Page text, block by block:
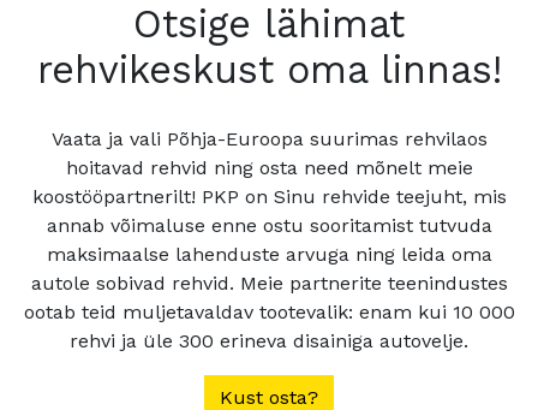
Otsige lähimat
rehvikeskust oma linnas!
Vaata ja vali Põhja-Euroopa suurimas rehvilaos
hoitavad rehvid ning osta need mõnelt meie
koostööpartnerilt! PKP on Sinu rehvide teejuht, mis
annab võimaluse enne ostu sooritamist tutvuda
maksimaalse lahenduste arvuga ning leida oma
autole sobivad rehvid. Meie partnerite teenindustes
ootab teid muljetavaldav tootevalik: enam kui 10 000
rehvi ja üle 300 erineva disainiga autovelje.
Kust osta?